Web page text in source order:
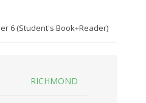
6 (Student's Book+Reader)
RICHMOND